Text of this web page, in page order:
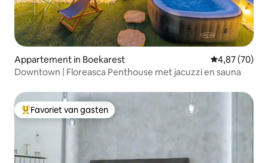
Appartement in Boekarest Gemiddelde
4,87 (70)
Downtown | Floreasca Penthouse met jacuzzi en sauna
Topfavoriet van gasten
Favoriet van gasten